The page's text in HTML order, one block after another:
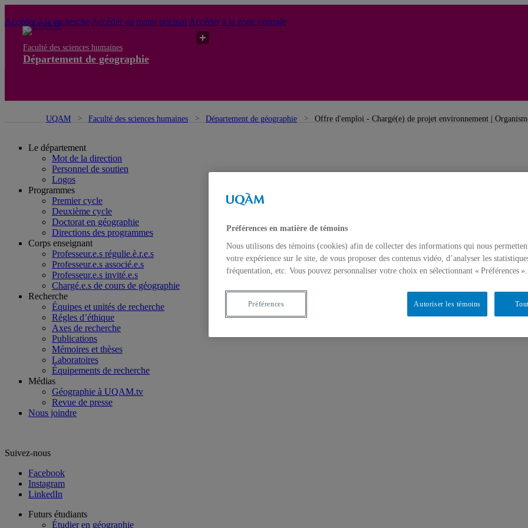
Accéder à la recherche Accéder au menu pricipal Accéder à la zone centrale
Faculté des sciences humaines
Département de géographie
UQAM Faculté des sciences humaines Département de géographie Offre d'emploi - Chargé(e) de projet environnement |
Le département
Mot de la direction
Personnel de soutien
Logos
Programmes
Premier cycle
Deuxième cycle
Doctorat en géographie
Directions des programmes
Corps enseignant
Professeur.e.s régulie.è.r.e.s
Professeur.e.s associé.e.s
Professeur.e.s invité.e.s
Chargé.e.s de cours de géographie
Recherche
Équipes et unités de recherche
Régles d’éthique
Axes de recherche
Publications
Mémoires et thèses
Laboratoires
Équipements de recherche
Médias
Géographie à UQAM.tv
Revue de presse
Nous joindre
Suivez-nous
Facebook
Instagram
LinkedIn
Futurs étudiants
Étudier en géographie
Préférences en matière de témoins
Nous utilisons des témoins (cookies) afin de collecter des informations qui nous
votre expérience sur le site, de vous proposer des contenus vidéo, d’analyser les
fréquentation, etc. Vous pouvez personnaliser votre choix en sélectionnant « Préférences ».
Autoriser les témoins
Préférences